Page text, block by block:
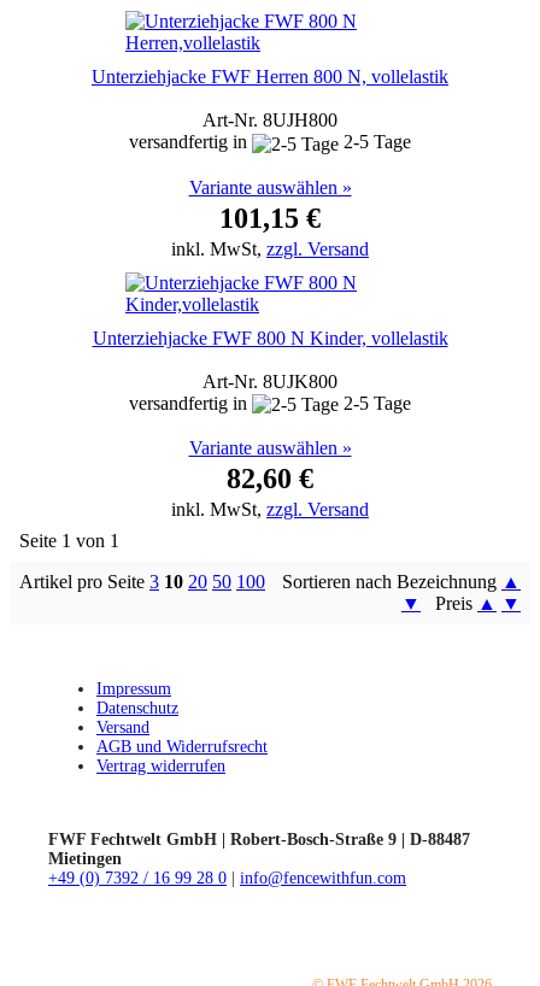
Unterziehjacke FWF Herren 800 N, vollelastik
Art-Nr. 8UJH800
versandfertig in
2-5 Tage
Variante auswählen »
101,15 €
inkl. MwSt, zzgl. Versand
Unterziehjacke FWF 800 N Kinder, vollelastik
Art-Nr. 8UJK800
versandfertig in
2-5 Tage
Variante auswählen »
82,60 €
inkl. MwSt, zzgl. Versand
Seite 1 von 1
Artikel pro Seite 3 10 20 50 100 Sortieren nach Bezeichnung ▲
▼
Preis ▲ ▼
Impressum
Datenschutz
Versand
AGB und Widerrufsrecht
Vertrag widerrufen
FWF Fechtwelt GmbH | Robert-Bosch-Straße 9 | D-88487
Mietingen
+49 (0) 7392 / 16 99 28 0
info@fencewithfun.com